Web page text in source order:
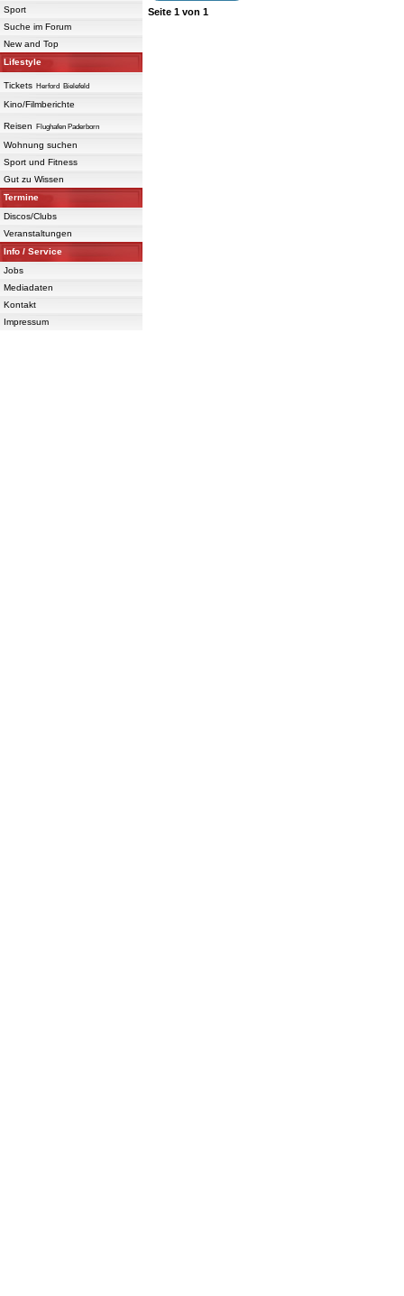
Sport
Suche im Forum
New and Top
Lifestyle
Tickets Herford Bielefeld
Kino/Filmberichte
Reisen Flughafen Paderborn
Wohnung suchen
Sport und Fitness
Gut zu Wissen
Termine
Discos/Clubs
Veranstaltungen
Info / Service
Jobs
Mediadaten
Kontakt
Impressum
Seite 1 von 1